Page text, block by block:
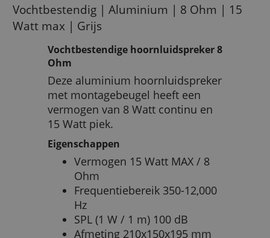
Vochtbestendig | Aluminium | 8 Ohm | 15
Watt max | Grijs
Vochtbestendige hoornluidspreker 8
Ohm
Deze aluminium hoornluidspreker
met montagebeugel heeft een
vermogen van 8 Watt continu en
15 Watt piek.
Eigenschappen
Vermogen 15 Watt MAX / 8
Ohm
Frequentiebereik 350-12,000
Hz
SPL (1 W / 1 m) 100 dB
Afmeting 210x150x195 mm